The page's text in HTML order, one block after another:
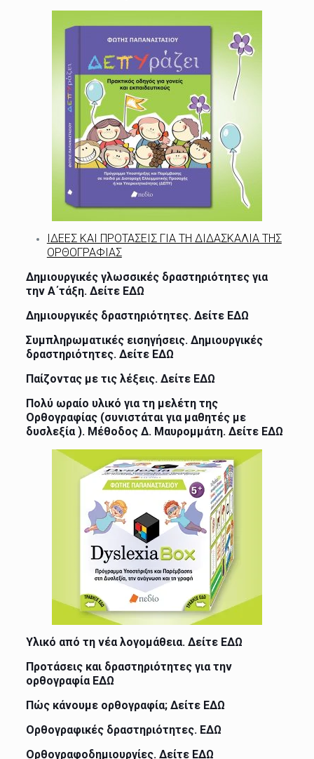
ΙΔΕΕΣ ΚΑΙ ΠΡΟΤΑΣΕΙΣ ΓΙΑ ΤΗ ΔΙΔΑΣΚΑΛΙΑ ΤΗΣ
ΟΡΘΟΓΡΑΦΙΑΣ
Δημιουργικές γλωσσικές δραστηριότητες για
την Α΄τάξη. Δείτε ΕΔΩ
Δημιουργικές δραστηριότητες. Δείτε ΕΔΩ
Συμπληρωματικές εισηγήσεις. Δημιουργικές
δραστηριότητες. Δείτε ΕΔΩ
Παίζοντας με τις λέξεις. Δείτε ΕΔΩ
Πολύ ωραίο υλικό για τη μελέτη της
Ορθογραφίας (συνιστάται για μαθητές με
δυσλεξία ). Μέθοδος Δ. Μαυρομμάτη. Δείτε ΕΔΩ
Υλικό από τη νέα λογομάθεια. Δείτε ΕΔΩ
Προτάσεις και δραστηριότητες για την
ορθογραφία ΕΔΩ
Πώς κάνουμε ορθογραφία; Δείτε ΕΔΩ
Ορθογραφικές δραστηριότητες. ΕΔΩ
Ορθογραφοδημιουργίες. Δείτε ΕΔΩ